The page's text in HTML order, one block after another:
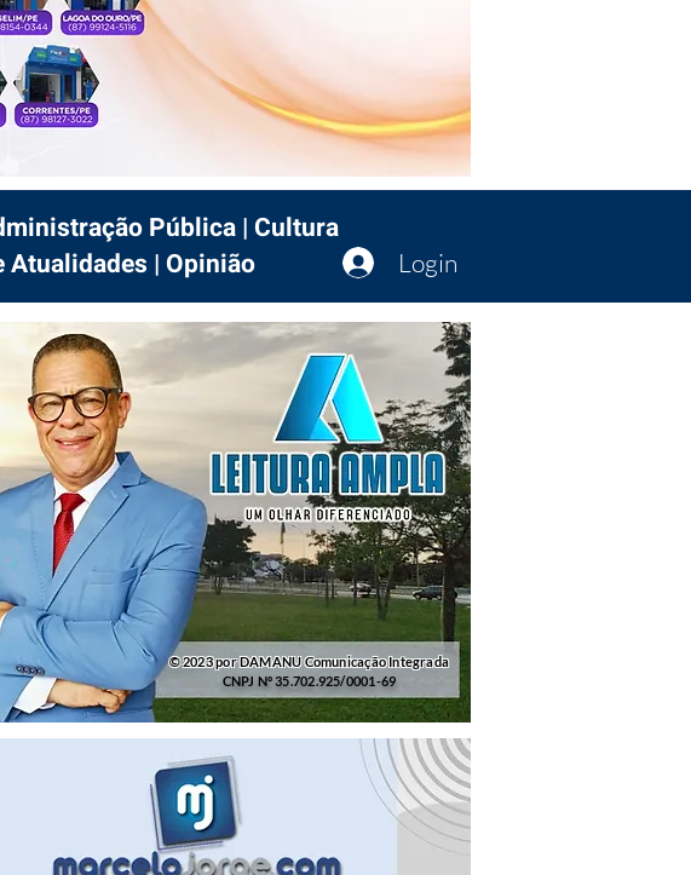
Login
Pública | Cultura
| Opinião
© 2023 por DAMANU Comunicação Integrada
CNPJ Nº 35.702.925/0001-69
Nº 35.702.925/0001-69